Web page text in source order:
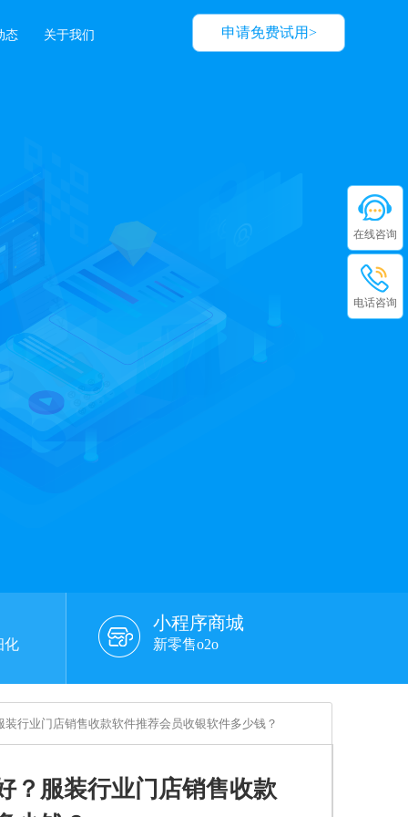
申请免费试用>
态 关于我们
化
小程序商城
新零售o2o
行业门店销售收款软件推荐会员收银软件多少钱？
？服装行业门店销售收款
在线咨询
电话咨询